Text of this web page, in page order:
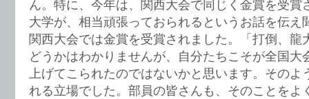
ん。特に、今年は、関西大会で同じく金賞を受賞
大学が、相当頑張っておられるというお話を伝え
関西大会では金賞を受賞されました。「打倒、龍
どうかはわかりませんが、自分たちこそが全国大
上げてこられたのではないかと思います。その
れる立場でした。部員の皆さんも、そのことをよ